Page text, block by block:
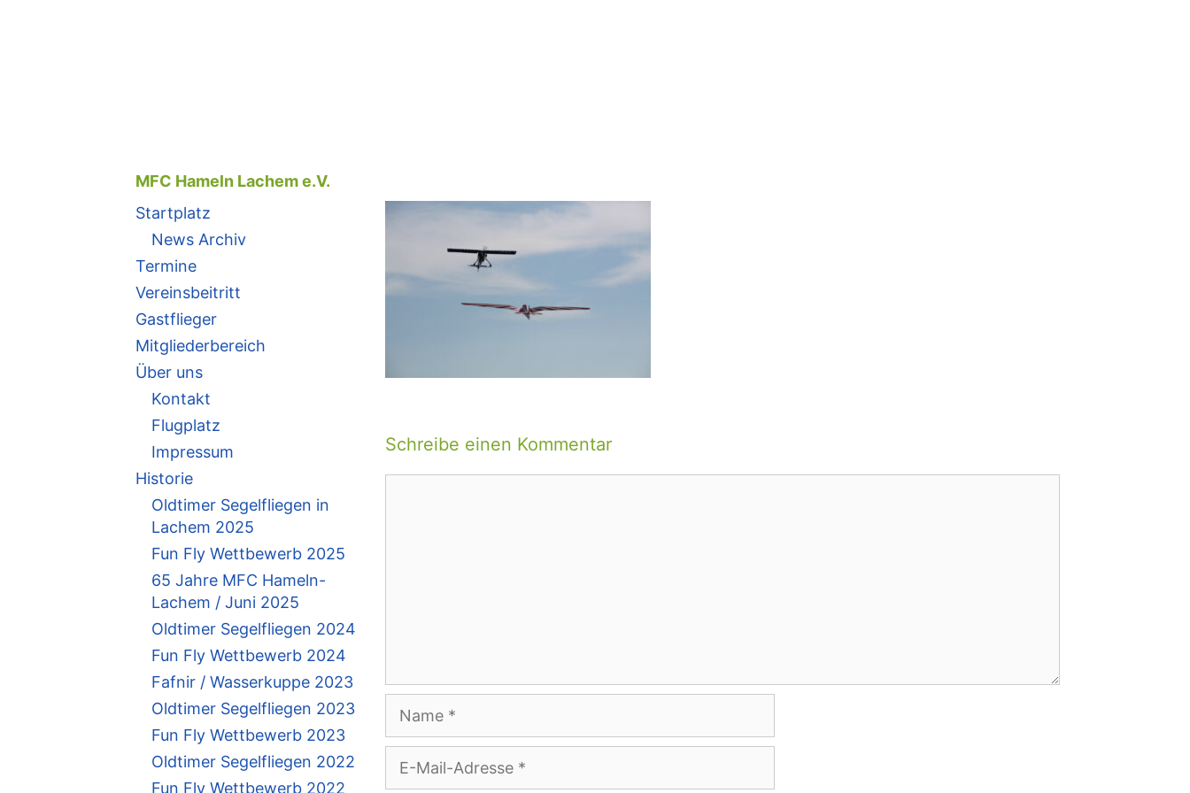
Schreibe einen Kommentar
Mail-
MFC Hameln Lachem e.V.
Startplatz
News Archiv
Termine
Vereinsbeitritt
Gastflieger
Mitgliederbereich
Über uns
Kontakt
Flugplatz
Impressum
Historie
Oldtimer Segelfliegen in
Lachem 2025
Fun Fly Wettbewerb 2025
65 Jahre MFC Hameln-
Lachem / Juni 2025
Oldtimer Segelfliegen 2024
Fun Fly Wettbewerb 2024
Fafnir / Wasserkuppe 2023
Oldtimer Segelfliegen 2023
Fun Fly Wettbewerb 2023
Oldtimer Segelfliegen 2022
Fun Fly Wettbewerb 2022